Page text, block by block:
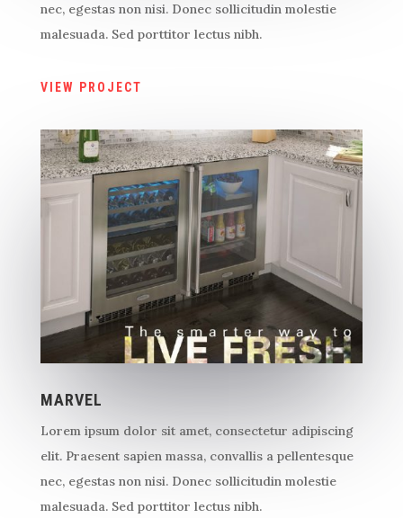
nec, egestas non nisi. Donec sollicitudin molestie
malesuada. Sed porttitor lectus nibh.
VIEW PROJECT
MARVEL
Lorem ipsum dolor sit amet, consectetur adipiscing
elit. Praesent sapien massa, convallis a pellentesque
nec, egestas non nisi. Donec sollicitudin molestie
malesuada. Sed porttitor lectus nibh.